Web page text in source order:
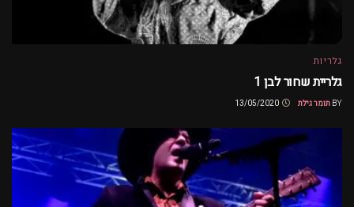
גלריות
גלריית שחור לבן 1
BY תומר גילת